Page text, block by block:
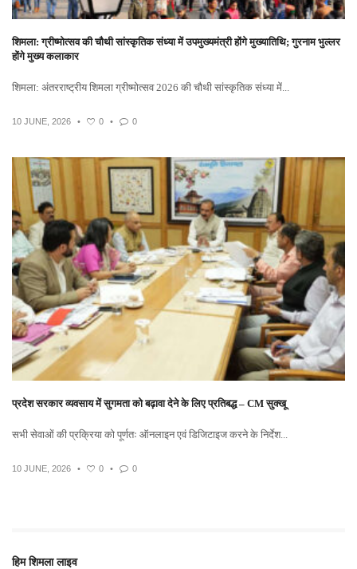
शिमला: ग्रीष्मोत्सव की चौथी सांस्कृतिक संध्या में उपमुख्यमंत्री होंगे मुख्यातिथि; गुरनाम भुल्लर
होंगे मुख्य कलाकार
शिमला: अंतरराष्ट्रीय शिमला ग्रीष्मोत्सव 2026 की चौथी सांस्कृतिक संध्या में...
10 JUNE, 2026 • 0 • 0
प्रदेश सरकार व्यवसाय में सुगमता को बढ़ावा देने के लिए प्रतिबद्ध – CM सुक्खू
सभी सेवाओं की प्रक्रिया को पूर्णतः ऑनलाइन एवं डिजिटाइज करने के निर्देश...
10 JUNE, 2026 • 0 • 0
हिम शिमला लाइव